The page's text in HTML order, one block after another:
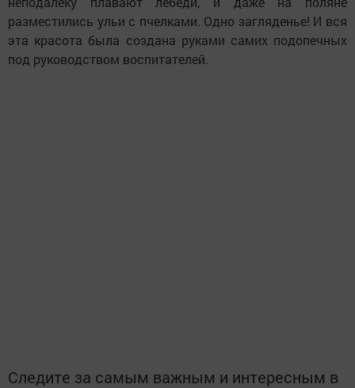
разместились ульи с пчелками. Одно загляденье! И вся
эта красота была создана руками самих подопечных
под руководством воспитателей.
Следите за самым важным и интересным в